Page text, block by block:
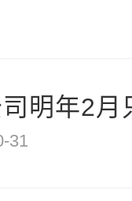
明年2
31